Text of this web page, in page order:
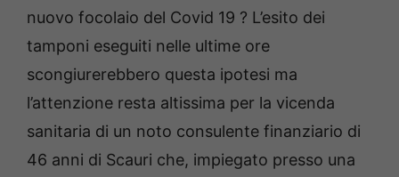
nuovo focolaio del Covid 19 ? L’esito dei
tamponi eseguiti nelle ultime ore
scongiurerebbero questa ipotesi ma
l’attenzione resta altissima per la vicenda
sanitaria di un noto consulente finanziario di
46 anni di Scauri che, impiegato presso una